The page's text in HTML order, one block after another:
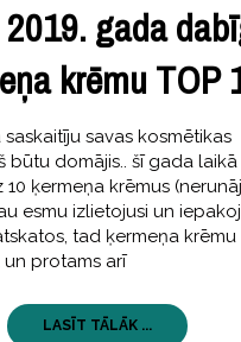
gada
krēmu TOP
savas kosmētikas
būtu domājis.. šī gada laikā
10 ķermeņa krēmus
esmu izlietojusi un
tad ķermeņa krēmu
protams arī
LASĪT TĀLĀK ...